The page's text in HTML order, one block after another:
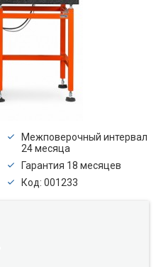
Межповерочный интервал
24 месяца
Гарантия 18 месяцев
Код: 001233